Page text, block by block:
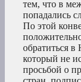
тем, что в
попадались
По этой
обратиться в
который не
просьбой о